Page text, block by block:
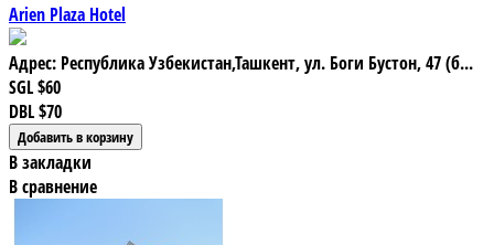
Arien Plaza Hotel
Адрес: Республика Узбекистан,Ташкент, ул. Боги Бустон, 47 (б...
SGL$60
DBL$70
В закладки
В сравнение